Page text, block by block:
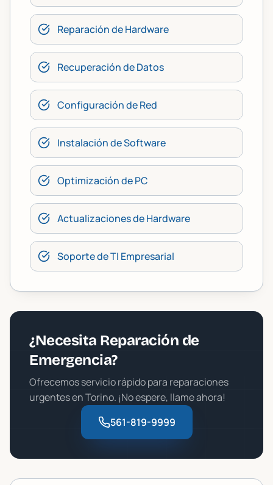
Reparación de Hardware
Recuperación de Datos
Configuración de Red
Instalación de Software
Optimización de PC
Actualizaciones de Hardware
Soporte de TI Empresarial
¿Necesita Reparación de
Emergencia?
Ofrecemos servicio rápido para reparaciones
urgentes enTorino. ¡No espere, llame ahora!
561-819-9999